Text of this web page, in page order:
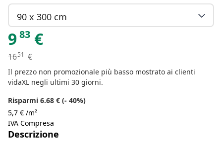
90 x 300 cm
983 €
1651 €
Il prezzo non promozionale più basso mostrato ai clienti
vidaXL negli ultimi 30 giorni.
Risparmi 6.68 € (- 40%)
5,7 € /m²
IVA Compresa
Descrizione